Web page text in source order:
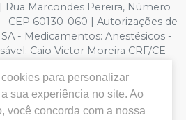
| Rua Marcondes Pereira, Número
CEP 60130-060 | Autorizações de
- Medicamentos: Anestésicos -
Caio Victor Moreira CRF/CE
- Os preços e condições da loja
alterações. Em caso de
no site, o valor válido é o do
cookies para personalizar
sua experiência no site. Ao
você concorda com a nossa